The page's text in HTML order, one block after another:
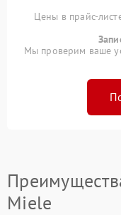
Цены в прайс-
Мы проверим ваше
Miele